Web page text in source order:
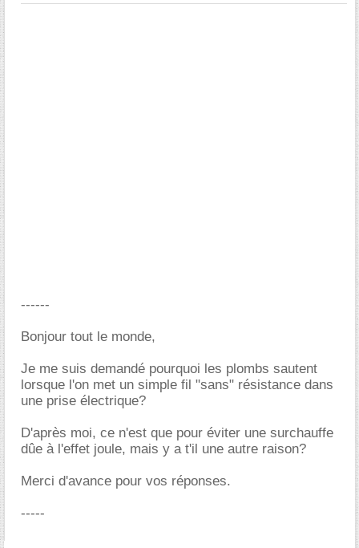
------
Bonjour tout le monde,
Je me suis demandé pourquoi les plombs sautent
lorsque l'on met un simple fil "sans" résistance dans
une prise électrique?
D'après moi, ce n'est que pour éviter une surchauffe
dûe à l'effet joule, mais y a t'il une autre raison?
Merci d'avance pour vos réponses.
-----